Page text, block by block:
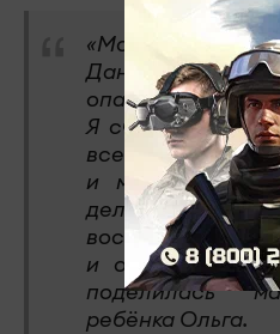
«Мои дети
Данные угрозы
опасаясь за
Я считаю, в
всего,
и мамы,
и от этого еще
поделилась
ребёнка Ольга.